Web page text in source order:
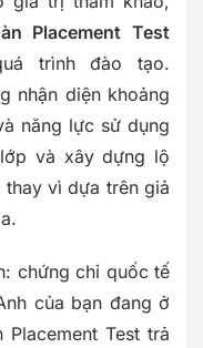
Placement Test
trình đào tạo.
nhận diện khoảng
năng lực sử dụng
và xây dựng lộ
vì dựa trên giả
chứng chỉ quốc tế
của bạn đang ở
Test trả